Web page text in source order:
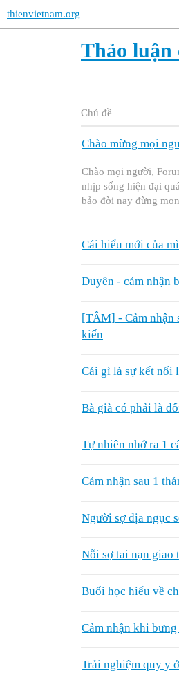
thienvietnam.org
Thảo luận
Chủ đề
Chào mừng mọi
Chào mọi người,
nhịp sống hiện đại
bảo đời nay đừng
Cái hiểu mới của
Duyên - cảm nhận
[TÂM] - Cảm nhận
kiến
Cái gì là sự kết nối
Bà già có phải là
Tự nhiên nhớ ra 1
Cảm nhận sau 1
Người sợ địa ngục
Nỗi sợ tai nạn giao
Buổi học hiểu về
Cảm nhận khi
Trải nghiệm quy y